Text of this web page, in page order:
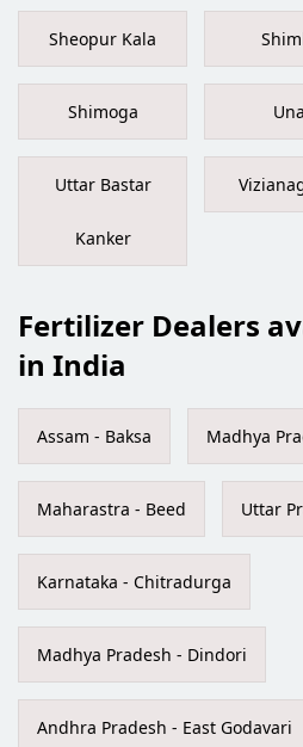
Sheopur Kala
Shimoga Una
Uttar Bastar
Kanker
Fertilizer Dealers
in India
Assam - Baksa Madhya
Maharastra - Beed Uttar
Karnataka - Chitradurga
Madhya Pradesh - Dindori
Andhra Pradesh - East Godavari